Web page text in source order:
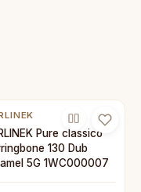
Pure classico
130 Dub
5G 1WC000007